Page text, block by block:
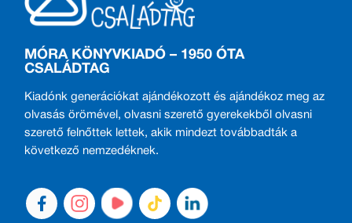
MÓRA KÖNYVKIADÓ – 1950 ÓTA
CSALÁDTAG
Kiadónk generációkat ajándékozott és ajándékoz meg az
olvasás örömével, olvasni szerető gyerekekből olvasni
szerető felnőttek lettek, akik mindezt továbbadták a
következő nemzedéknek.